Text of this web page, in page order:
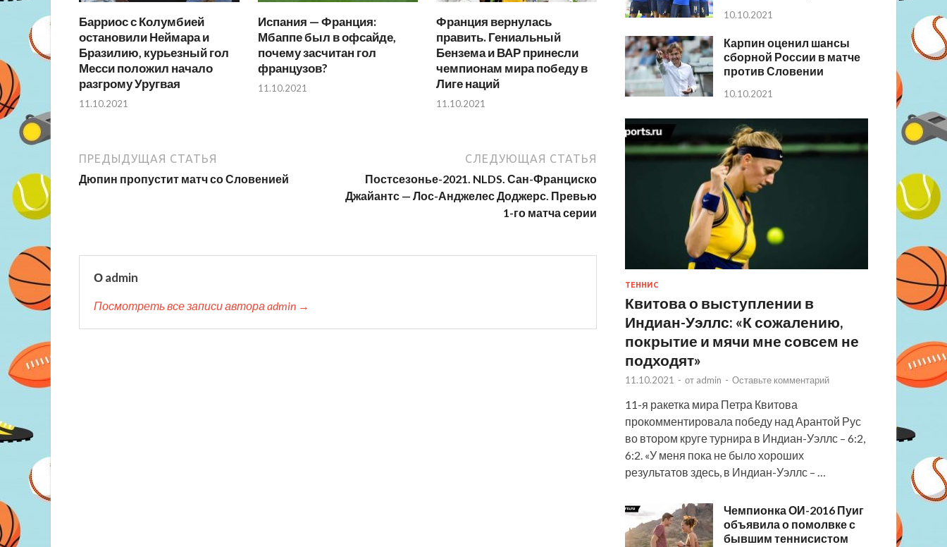
Барриос с Колумбией
остановили Неймара и
Бразилию, курьезный гол
Месси положил начало
разгрому Уругвая
11.10.2021
Испания — Франция:
Мбаппе был в офсайде,
почему засчитан гол
французов?
11.10.2021
Франция вернулась
править. Гениальный
Бензема и ВАР принесли
чемпионам мира победу в
Лиге наций
11.10.2021
ПРЕДЫДУЩАЯ СТАТЬЯ
Дюпин пропустит матч со Словенией
СЛЕДУЮЩАЯ СТАТЬЯ
Постсезонье-2021. NLDS. Сан-Франциско
Джайантс — Лос-Анджелес Доджерс. Превью
1-го матча серии
О admin
Посмотреть все записи автора admin →
10.10.2021
Карпин оценил шансы
сборной России в матче
против Словении
10.10.2021
ТЕННИС
Квитова о выступлении в
Индиан-Уэллс: «К сожалению,
покрытие и мячи мне совсем не
подходят»
11.10.2021 - от admin - Оставьте комментарий
11-я ракетка мира Петра Квитова
прокомментировала победу над Арантой Рус
во втором круге турнира в Индиан-Уэллс – 6:2,
6:2. «У меня пока не было хороших
результатов здесь, в Индиан-Уэллс – …
Чемпионка ОИ-2016 Пуиг
объявила о помолвке с
бывшим теннисистом